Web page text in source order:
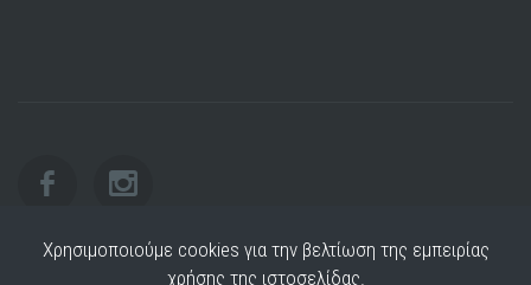
Χρησιμοποιούμε cookies για την βελτίωση της εμπειρίας
χρήσης της ιστοσελίδας.